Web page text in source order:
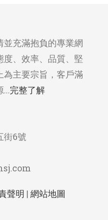
並充滿抱負的專業網
、效率、品質、堅
主要宗旨，客戶滿
...完整了解
街6號
聲明 |網站地圖